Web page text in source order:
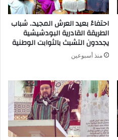
احتفاءً بعيد العرش المجيد.. شباب
الطريقة القادرية البودشيشية
يجددون التشبث بالثوابت الوطنية
منذ أسبوعين